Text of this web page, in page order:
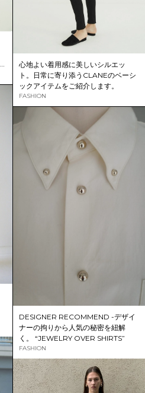
心地よい着用感に美しいシルエッ
ト。日常に寄り添うCLANEのベーシ
ックアイテムをご紹介します。
FASHION
DESIGNER RECOMMEND -デザイ
ナーの拘りから人気の秘密を紐解
く。 “JEWELRY OVER SHIRTS”
FASHION